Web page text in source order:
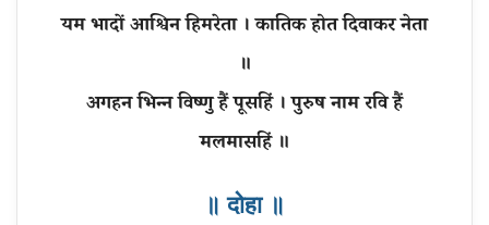
यम भादों आश्विन हिमरेता । कातिक होत दिवाकर नेता
॥
अगहन भिन्न विष्णु हैं पूसहिं । पुरुष नाम रवि हैं
॥ दोहा ॥